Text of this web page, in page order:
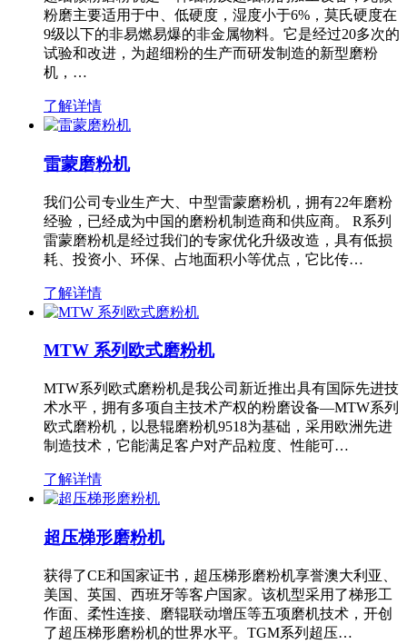
粉磨主要适用于中、低硬度，湿度小于6%，莫氏硬度在
9级以下的非易燃易爆的非金属物料。它是经过20多次的
试验和改进，为超细粉的生产而研发制造的新型磨粉
机，…
了解详情
雷蒙磨粉机
我们公司专业生产大、中型雷蒙磨粉机，拥有22年磨粉
经验，已经成为中国的磨粉机制造商和供应商。 R系列
雷蒙磨粉机是经过我们的专家优化升级改造，具有低损
耗、投资小、环保、占地面积小等优点，它比传…
了解详情
MTW 系列欧式磨粉机
MTW系列欧式磨粉机是我公司新近推出具有国际先进技
术水平，拥有多项自主技术产权的粉磨设备—MTW系列
欧式磨粉机，以悬辊磨粉机9518为基础，采用欧洲先进
制造技术，它能满足客户对产品粒度、性能可…
了解详情
超压梯形磨粉机
获得了CE和国家证书，超压梯形磨粉机享誉澳大利亚、
美国、英国、西班牙等客户国家。该机型采用了梯形工
作面、柔性连接、磨辊联动增压等五项磨机技术，开创
了超压梯形磨粉机的世界水平。TGM系列超压…